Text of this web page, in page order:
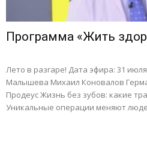
Программа «Жить
Лето в разгаре! Дата эфира: 31
Малышева Михаил Коновалов
Продеус Жизнь без зубов: какие
Уникальные операции меняют